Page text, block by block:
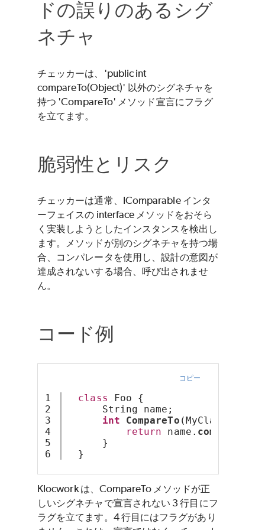
ドの誤りのあるシグ
ネチャ
チェッカーは、'public int
compareTo(Object)' 以外のシグネチャを
持つ 'CompareTo' メソッド宣言にフラグ
を立てます。
脆弱性とリスク
チェッカーは通常、IComparable インタ
ーフェイスの interface メソッドをおそら
く実装しようとしたインスタンスを検出し
ます。メソッドが別のシグネチャを持つ場
合、コンパレータを使用し、設計の意図が
達成されないする場合、呼び出されませ
ん。
コード例
コピー
1
2
3
4
5
class Foo {
String name;
int
CompareTo
return name. compareTo
}
}
Klocworkは、CompareTo メソッドが正
しいシグネチャで宣言されない 3 行目にフ
ラグを立てます。4 行目にはフラグがあり